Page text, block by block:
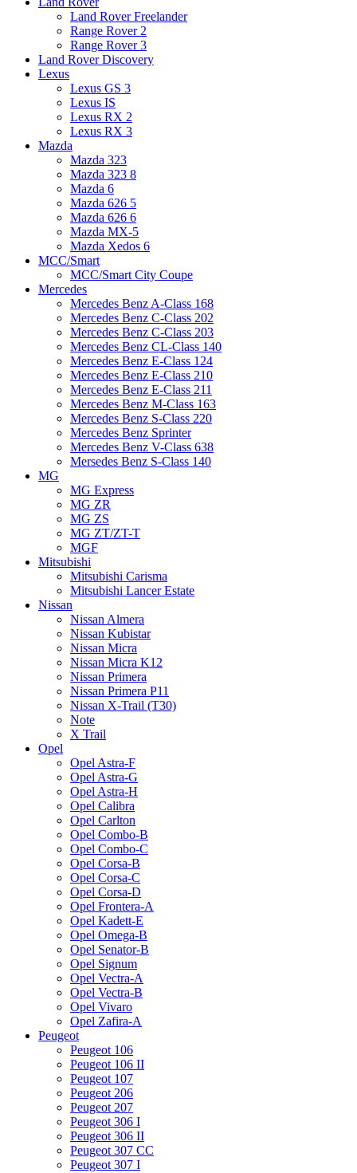
Land Rover Freelander
Range Rover 2
Range Rover 3
Land Rover Discovery
Lexus
Lexus GS 3
Lexus IS
Lexus RX 2
Lexus RX 3
Mazda
Mazda 323
Mazda 323 8
Mazda 6
Mazda 626 5
Mazda 626 6
Mazda MX-5
Mazda Xedos 6
MCC/Smart
MCC/Smart City Coupe
Mercedes
Mercedes Benz A-Class 168
Mercedes Benz C-Class 202
Mercedes Benz C-Class 203
Mercedes Benz CL-Class 140
Mercedes Benz E-Class 124
Mercedes Benz E-Class 210
Mercedes Benz E-Class 211
Mercedes Benz M-Class 163
Mercedes Benz S-Class 220
Mercedes Benz Sprinter
Mercedes Benz V-Class 638
Mersedes Benz S-Class 140
MG
MG Express
MG ZR
MG ZS
MG ZT/ZT-T
MGF
Mitsubishi
Mitsubishi Carisma
Mitsubishi Lancer Estate
Nissan
Nissan Almera
Nissan Kubistar
Nissan Micra
Nissan Micra K12
Nissan Primera
Nissan Primera P11
Nissan X-Trail (T30)
Note
X Trail
Opel
Opel Astra-F
Opel Astra-G
Opel Astra-H
Opel Calibra
Opel Carlton
Opel Combo-B
Opel Combo-C
Opel Corsa-B
Opel Corsa-C
Opel Corsa-D
Opel Frontera-A
Opel Kadett-E
Opel Omega-B
Opel Senator-B
Opel Signum
Opel Vectra-A
Opel Vectra-B
Opel Vivaro
Opel Zafira-A
Peugeot
Peugeot 106
Peugeot 106 II
Peugeot 107
Peugeot 206
Peugeot 207
Peugeot 306 I
Peugeot 306 II
Peugeot 307 CC
Peugeot 307 I